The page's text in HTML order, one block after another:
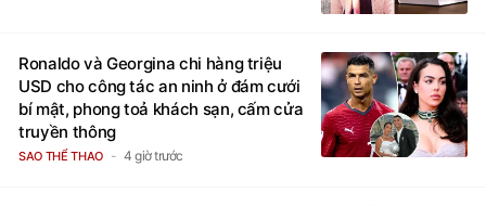
Ronaldo và Georgina chi hàng triệu
USD cho công tác an ninh ở đám cưới
bí mật, phong toả khách sạn, cấm cửa
truyền thông
SAO THỂ THAO 4 giờ trước